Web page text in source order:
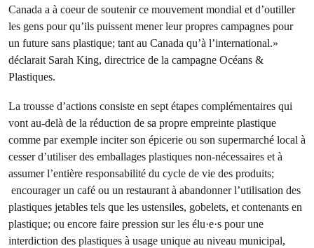
Canada a à coeur de soutenir ce mouvement mondial et d’outiller
les gens pour qu’ils puissent mener leur propres campagnes pour
un future sans plastique; tant au Canada qu’à l’international.»
déclarait Sarah King, directrice de la campagne Océans &
Plastiques.
La trousse d’actions consiste en sept étapes complémentaires qui
vont au-delà de la réduction de sa propre empreinte plastique
comme par exemple inciter son épicerie ou son supermarché local à
cesser d’utiliser des emballages plastiques non-nécessaires et à
assumer l’entière responsabilité du cycle de vie des produits;
encourager un café ou un restaurant à abandonner l’utilisation des
plastiques jetables tels que les ustensiles, gobelets, et contenants en
plastique; ou encore faire pression sur les élu·e·s pour une
interdiction des plastiques à usage unique au niveau municipal,